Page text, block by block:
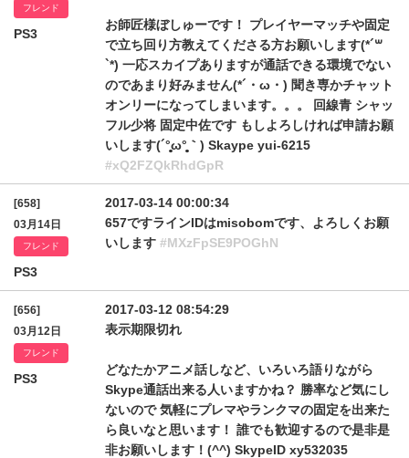
フレンド
PS3
お師匠様ぼしゅーです！ プレイヤーマッチや固定
で立ち回り方教えてくださる方お願いします(*´꒳
`*) 一応スカイプありますが通話できる環境でない
のであまり好みません(*´・ω・) 聞き専かチャット
オンリーになってしまいます。。。 回線青 シャッ
フル少将 固定中佐です もしよろしければ申請お願
いします(´°̥̥̥̥̥̥̥̥ω°̥̥̥̥̥̥̥̥｀) Skaype yui-6215
#xQ2FZQkRhdGpR
[658]
03月14日
フレンド
PS3
2017-03-14 00:00:34
657ですラインIDはmisobomです、よろしくお願
いします #MXzFpSE9POGhN
[656]
03月12日
フレンド
PS3
2017-03-12 08:54:29
表示期限切れ
どなたかアニメ話しなど、いろいろ語りながら
Skype通話出来る人いますかね？ 勝率など気にし
ないので 気軽にプレマやランクマの固定を出来た
ら良いなと思います！ 誰でも歓迎するので是非是
非お願いします！(^^) SkypeID xy532035